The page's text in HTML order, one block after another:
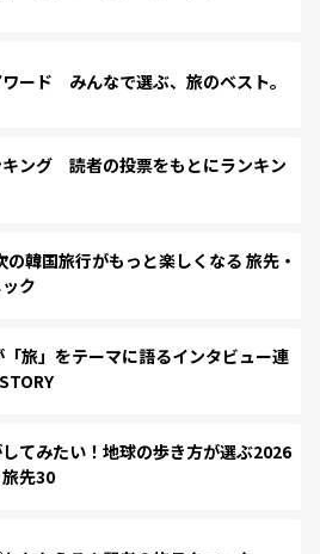
ード みんなで選ぶ、旅のベスト。
ング 読者の投票をもとにランキン
韓国旅行がもっと楽しくなる 旅先・
ク
旅」をテーマに語るインタビュー連
てみたい！地球の歩き方が選ぶ2026
先30